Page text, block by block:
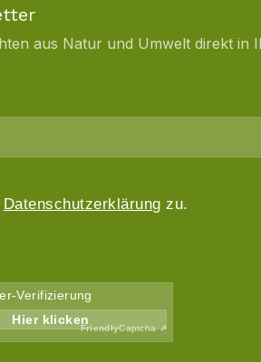
aus Natur und Umwelt direkt in